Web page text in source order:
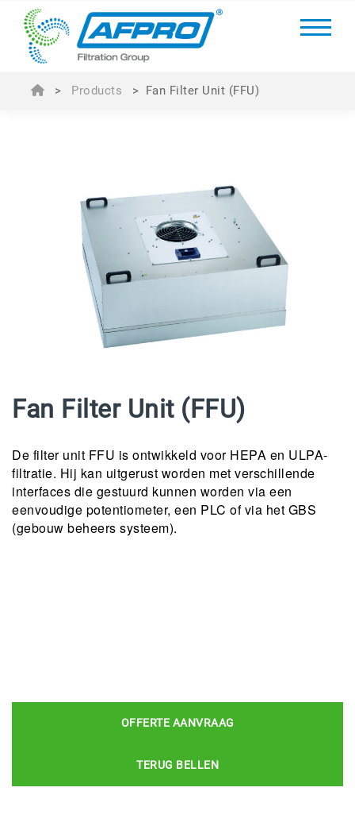
> Products > Fan Filter Unit (FFU)
Fan Filter Unit (FFU)
De filter unit FFU is ontwikkeld voor HEPA en ULPA-
filtratie. Hij kan uitgerust worden met verschillende
interfaces die gestuurd kunnen worden via een
eenvoudige potentiometer, een PLC of via het GBS
(gebouw beheers systeem).
OFFERTE AANVRAAG
TERUG BELLEN